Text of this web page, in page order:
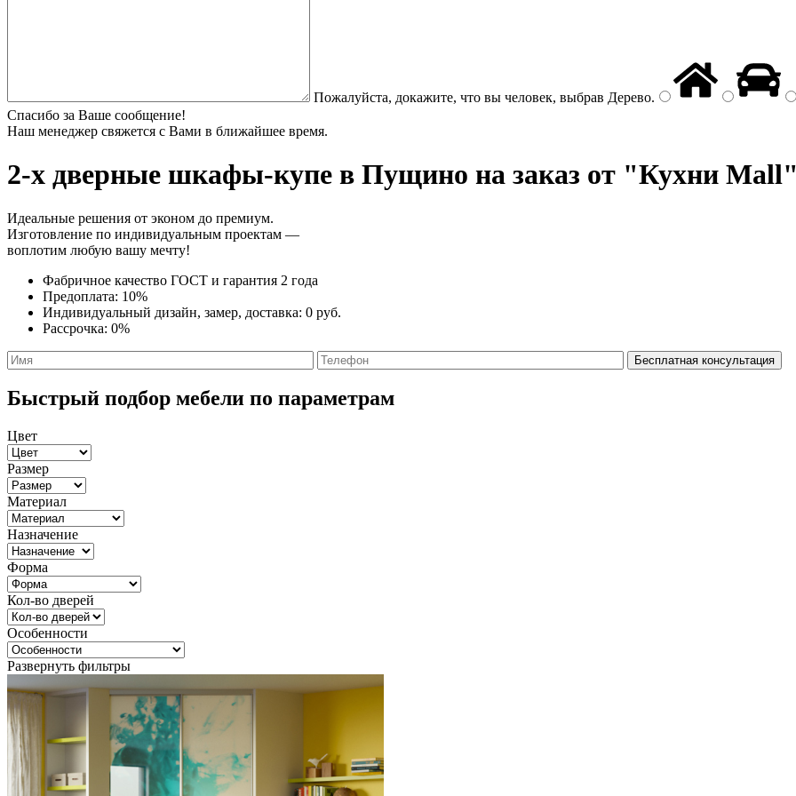
Пожалуйста, докажите, что вы человек, выбрав Дерево.
Спасибо за Ваше сообщение!
Наш менеджер свяжется с Вами в ближайшее время.
2-х дверные шкафы-купе в Пущино на заказ от "Кухни
Идеальные решения от эконом до премиум.
Изготовление по индивидуальным проектам —
воплотим любую вашу мечту!
Фабричное качество ГОСТ и гарантия 2 года
Предоплата: 10%
Индивидуальный дизайн, замер, доставка: 0 руб.
Рассрочка: 0%
Быстрый подбор мебели по параметрам
Цвет
Размер
Материал
Назначение
Форма
Кол-во дверей
Особенности
Развернуть фильтры